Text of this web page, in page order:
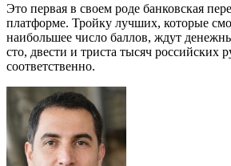
Это первая в своем роде банковская
платформе. Тройку лучших, которые
наибольшее число баллов, ждут
сто, двести и триста тысяч российских
соответственно.